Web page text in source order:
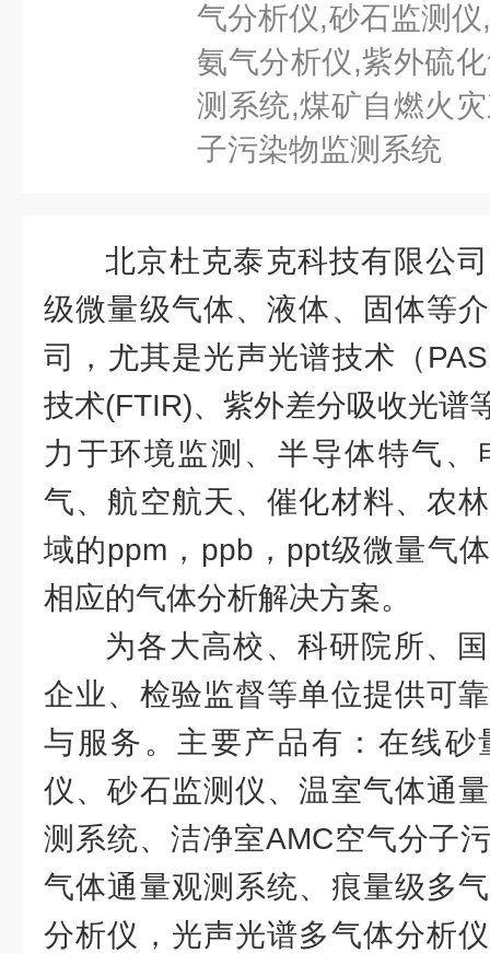
气分析仪,砂石监测
氨气分析仪,紫外硫
测系统,煤矿自燃火
子污染物监测系统
北京杜克泰克科技有限公
级微量级气体、液体、固体等
司，尤其是光声光谱技术（
技术(FTIR)、紫外差分吸收光谱
力于环境监测、半导体特气
气、航空航天、催化材料、农
域的ppm，ppb，ppt级微量气
相应的气体分析解决方案。
为各大高校、科研院所、
企业、检验监督等单位提供可
与服务。主要产品有：在线砂
仪、砂石监测仪、温室气体通
测系统、洁净室AMC空气分子
气体通量观测系统、痕量级多
分析仪，光声光谱多气体分析